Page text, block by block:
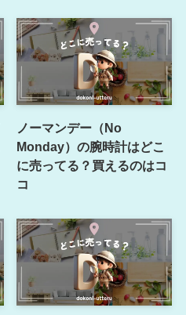
ノーマンデー（No
Monday）の腕時計はどこ
に売ってる？買えるのはコ
コ